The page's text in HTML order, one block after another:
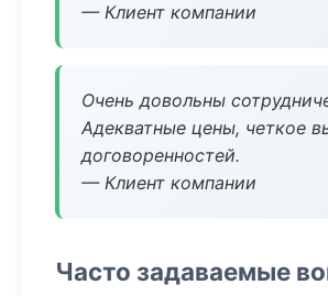
— Клиент компании
Очень довольны
Адекватные цены, четкое
договоренностей.
— Клиент компании
Часто задаваемые